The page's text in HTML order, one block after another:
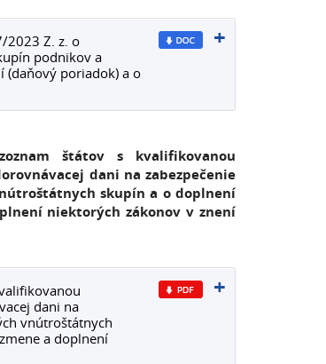
2023 Z. z. o
podnikov a
(daňový poriadok) a o
štátov s kvalifikovanou
dani na zabezpečenie
skupín a o doplnení
niektorých zákonov v znení
dani na
vnútroštátnych
a doplnení